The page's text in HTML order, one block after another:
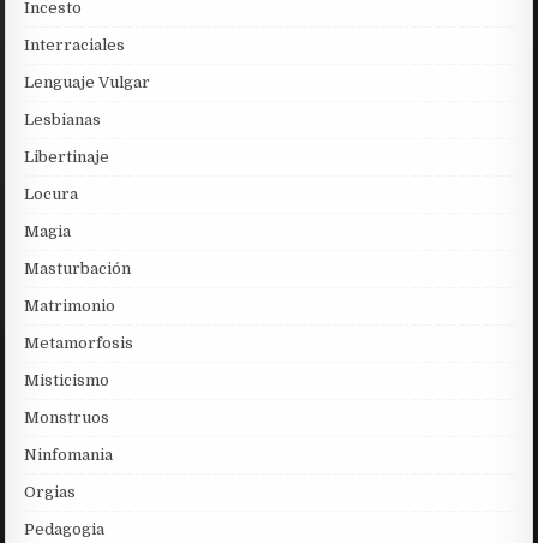
Incesto
Interraciales
Lenguaje Vulgar
Lesbianas
Libertinaje
Locura
Magia
Masturbación
Matrimonio
Metamorfosis
Misticismo
Monstruos
Ninfomania
Orgias
Pedagogia